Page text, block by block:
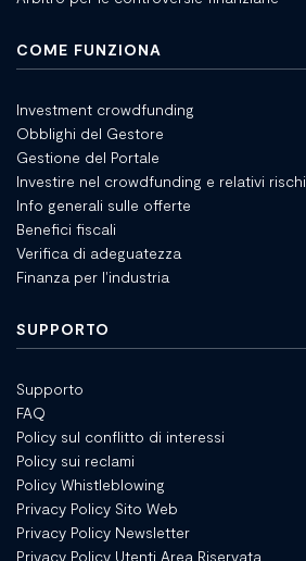
COME FUNZIONA
Investment crowdfunding
Obblighi del Gestore
Gestione del Portale
Investire nel crowdfunding e relativi rischi
Info generali sulle offerte
Benefici fiscali
Verifica di adeguatezza
Finanza per l'industria
SUPPORTO
Supporto
FAQ
Policy sul conflitto di interessi
Policy sui reclami
Policy Whistleblowing
Privacy Policy Sito Web
Privacy Policy Newsletter
Privacy Policy Utenti Area Riservata